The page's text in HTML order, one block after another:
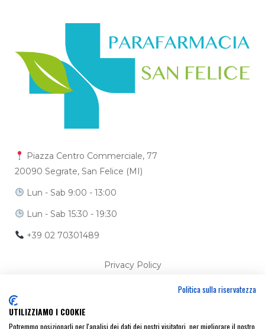
Piazza Centro Commerciale, 77
20090 Segrate, San Felice (MI)
Lun - Sab 9:00 - 13:00
Lun - Sab 15:30 - 19:30
+39 02 70301489
Privacy Policy
Ci trovi anche su
Politica sulla riservatezza
UTILIZZIAMO I COOKIE
Potremmo posizionarli per l'analisi dei dati dei nostri visitatori, per migliorare il nostro